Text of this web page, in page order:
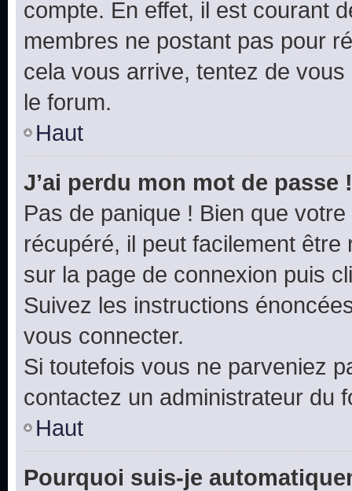
compte. En effet, il est courant
membres ne postant pas pour
cela vous arrive, tentez de
le forum.
Haut
J’ai perdu mon mot de passe !
Pas de panique ! Bien que
récupéré, il peut facilement
sur la page de connexion puis
Suivez les instructions
vous connecter.
Si toutefois vous ne parveniez
contactez un administrateur du
Haut
Pourquoi suis-je